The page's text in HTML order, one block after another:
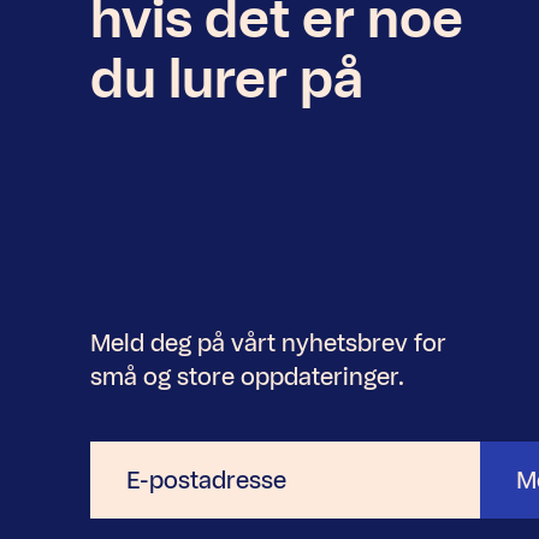
hvis det er noe
du lurer på
Meld deg på vårt nyhetsbrev for
små og store oppdateringer.
postadresse